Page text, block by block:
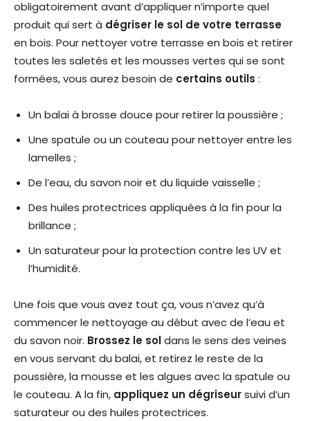
obligatoirement avant d’appliquer n’importe quel
produit qui sert à dégriser le sol de votre terrasse
en bois. Pour nettoyer votre terrasse en bois et retirer
toutes les saletés et les mousses vertes qui se sont
formées, vous aurez besoin de certains outils :
Un balai à brosse douce pour retirer la poussière ;
Une spatule ou un couteau pour nettoyer entre les
lamelles ;
De l’eau, du savon noir et du liquide vaisselle ;
Des huiles protectrices appliquées à la fin pour la
brillance ;
Un saturateur pour la protection contre les UV et
l’humidité.
Une fois que vous avez tout ça, vous n’avez qu’à
commencer le nettoyage au début avec de l’eau et
du savon noir. Brossez le soldans le sens des veines
en vous servant du balai, et retirez le reste de la
poussière, la mousse et les algues avec la spatule ou
le couteau. A la fin, appliquez un dégriseursuivi d’un
saturateur ou des huiles protectrices.